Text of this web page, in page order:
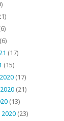
(6)
(17)
(15)
(17)
(21)
(13)
(23)